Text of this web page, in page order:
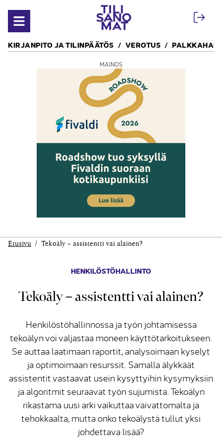
Avaa valikko
KIRJANPITO JA TILINPÄÄTÖS VEROTUS
MAINOS
Etusivu Tekoäly – assistentti vai alainen?
HENKILÖSTÖHALLINTO
Tekoäly – assistentti vai alainen?
Henkilöstöhallinnossa ja työn johtamisessa
tekoälyn voi valjastaa moneen käyttötarkoitukseen.
Se auttaa laatimaan raportit, analysoimaan kyselyt
ja optimoimaan resurssit. Samalla älykkäät
assistentit vastaavat usein kysyttyihin kysymyksiin
ja algoritmit seuraavat työn sujumista. Tekoälyn
rikastama uusi arki vaikuttaa vaivattomalta ja
tehokkaalta, mutta onko tekoälystä tullut yksi
johdettava lisää?